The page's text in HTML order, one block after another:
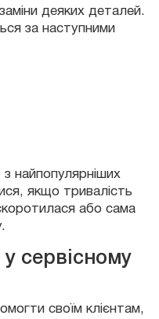
деяких деталей.
за наступними
найпопулярніших
якщо тривалість
або сама
сервісному
своїм клієнтам,